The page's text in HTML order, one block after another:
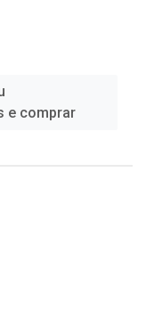
e comprar